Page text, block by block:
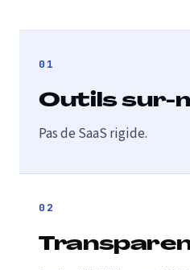
01
Outils sur-
Pas de SaaS rigide.
02